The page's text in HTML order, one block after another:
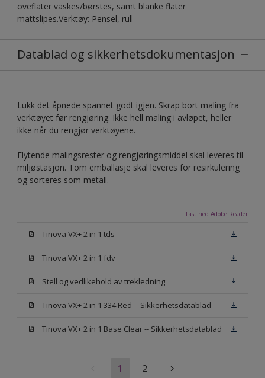
oveflater vaskes/børstes, samt blanke flater
mattslipes.Verktøy: Pensel, rull
Datablad og sikkerhetsdokumentasjon
Lukk det åpnede spannet godt igjen. Skrap bort maling fra
verktøyet før rengjøring. Ikke hell maling i avløpet, heller
ikke når du rengjør verktøyene.
Flytende malingsrester og rengjøringsmiddel skal leveres til
miljøstasjon. Tom emballasje skal leveres for resirkulering
og sorteres som metall.
Last ned Adobe Reader
Tinova VX+ 2 in 1 tds
Tinova VX+ 2 in 1 fdv
Stell og vedlikehold av trekledning
Tinova VX+ 2 in 1 334 Red -- Sikkerhetsdatablad
Tinova VX+ 2 in 1 Base Clear -- Sikkerhetsdatablad
1 2